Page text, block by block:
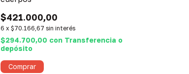
$421.000,00
6 x $70.166,67 sin interés
$294.700,00 con Transferencia o
depósito
Comprar